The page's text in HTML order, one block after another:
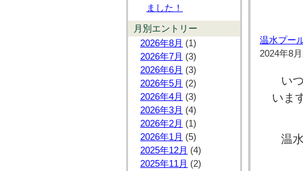
ました！
月別エントリー
2026年8月 (1)
2026年7月 (3)
2026年6月 (3)
2026年5月 (2)
2026年4月 (3)
2026年3月 (4)
2026年2月 (1)
2026年1月 (5)
2025年12月 (4)
2025年11月 (2)
温水プー
2024年8
い
いま
温